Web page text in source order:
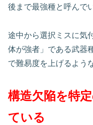
後まで最強種と呼んで
途中から選択ミスに気
体が強者」である武器
で難易度を上げるよう
構造欠陥を特
ている